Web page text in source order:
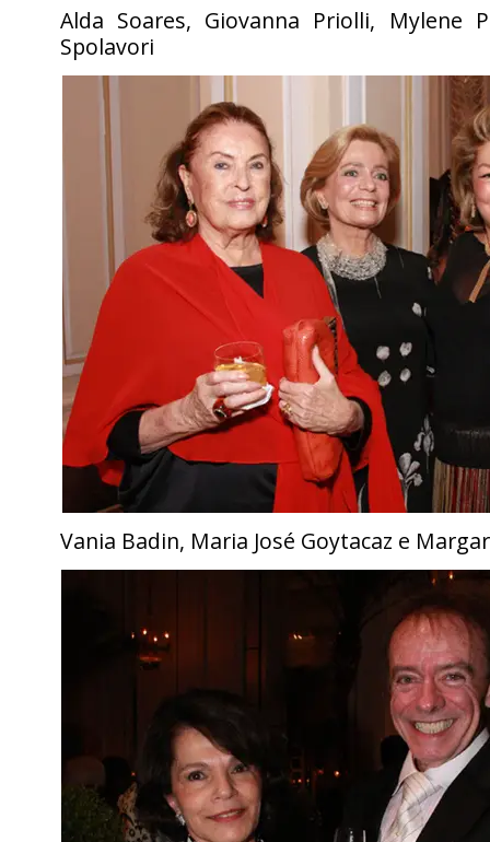
Alda Soares, Giovanna Priolli, Mylene
Spolavori
Vania Badin, Maria José Goytacaz e